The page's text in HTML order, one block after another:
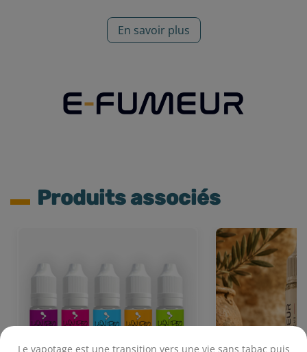
Le vapotage est une transition vers une vie sans tabac puis
En savoir plus
Produits associés